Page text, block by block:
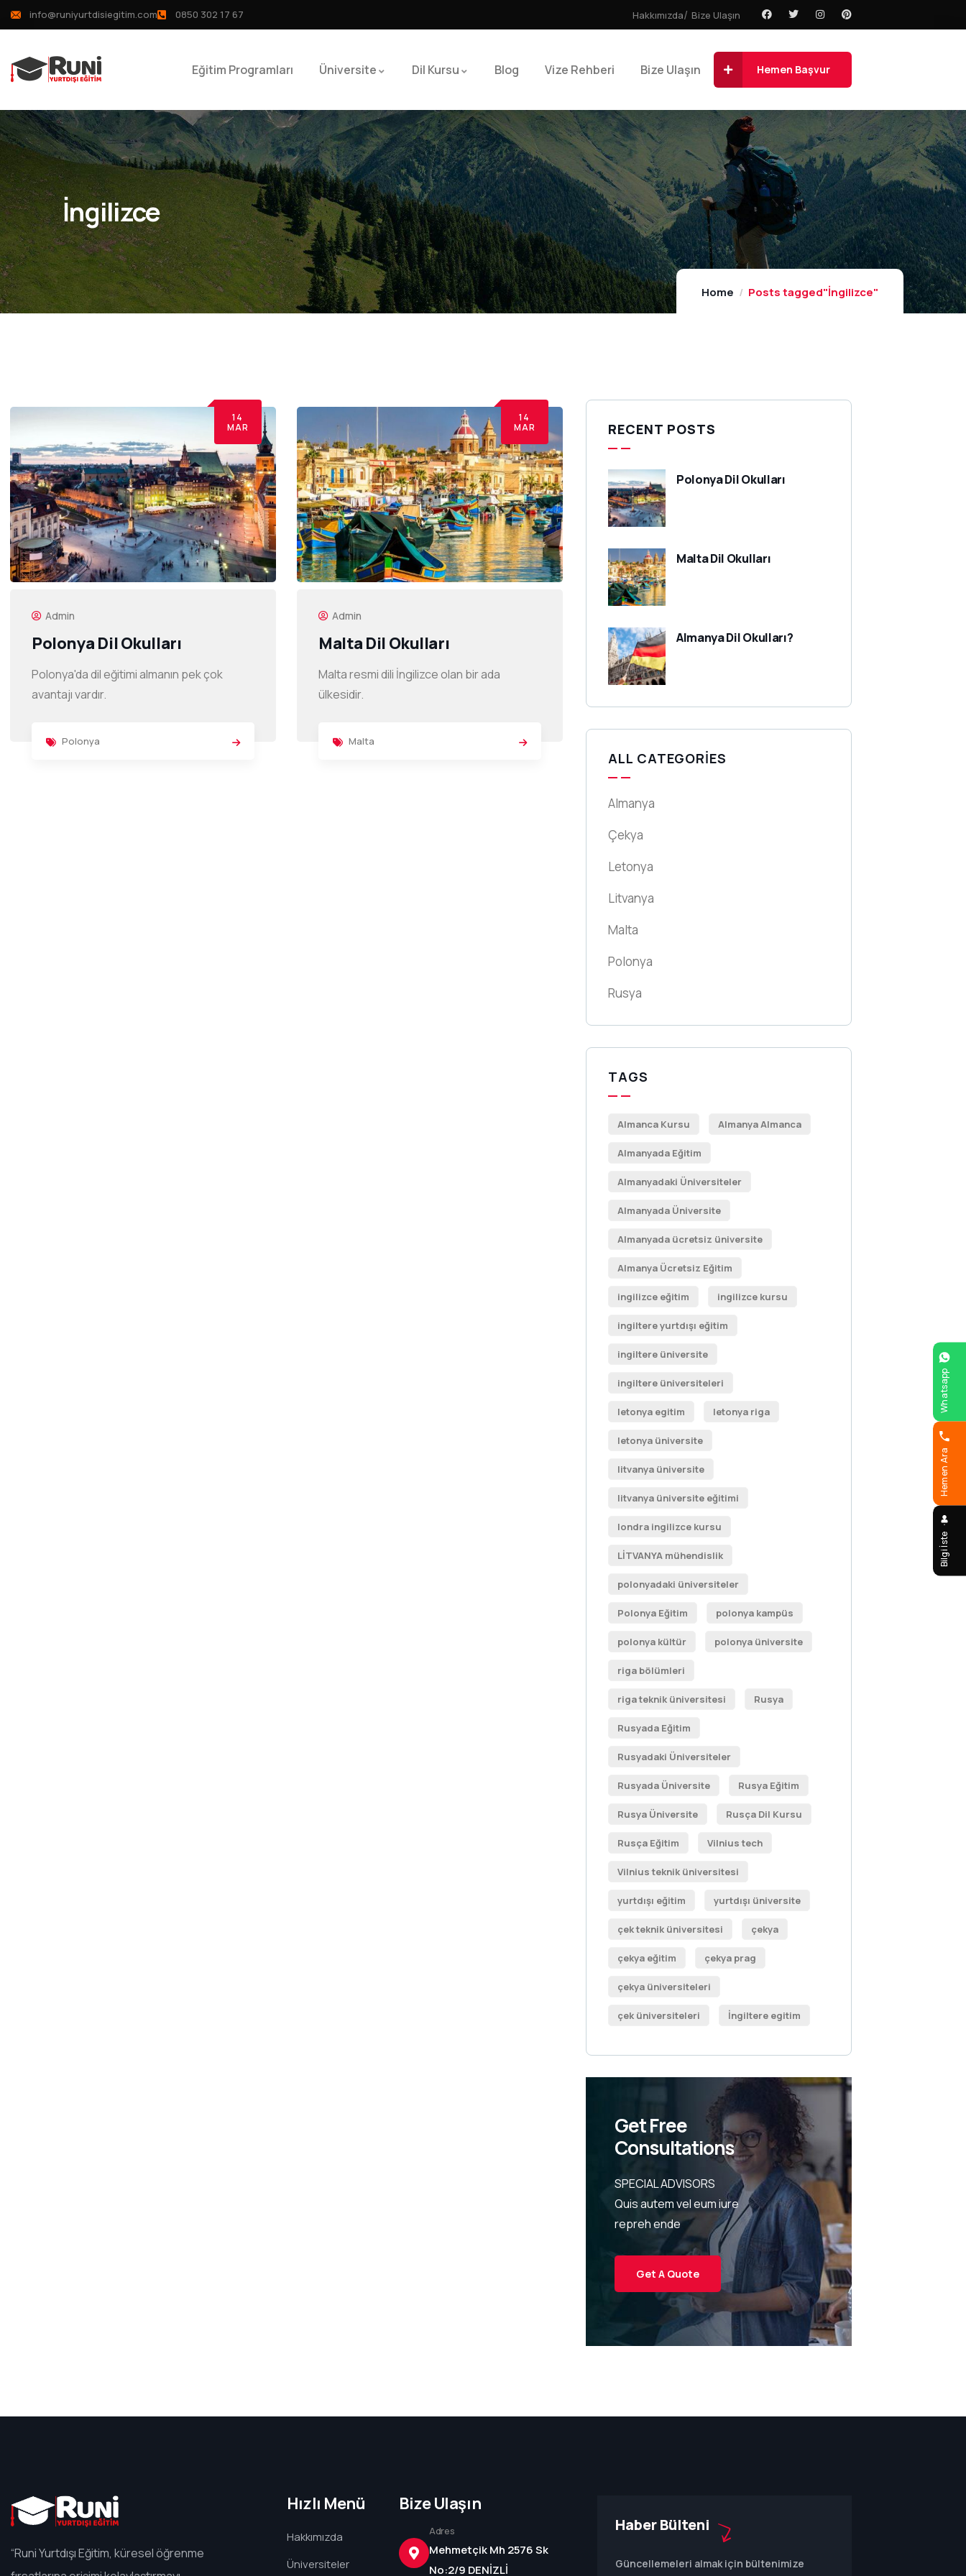
info@runiyurtdisiegitim.com 0850 302 17 67 Hakkımızda Bize Ulaşın
Eğitim Programları Üniversite Dil Kursu Blog Vize Rehberi Bize Ulaşın Hemen Başvur
İngilizce
Home Posts tagged"İngilizce"
14
MAR
Admin
Polonya Dil Okulları
Polonya'da dil eğitimi almanın pek çok
avantajı vardır.
Polonya
14
MAR
Admin
Malta Dil Okulları
Malta resmi dili İngilizce olan bir ada
ülkesidir.
Malta
RECENT POSTS
Polonya Dil Okulları
Malta Dil Okulları
Almanya Dil Okulları?
ALL CATEGORIES
Almanya
Çekya
Letonya
Litvanya
Malta
Polonya
Rusya
TAGS
Almanca Kursu Almanya Almanca
Almanyada Eğitim
Almanyadaki Üniversiteler
Almanyada Üniversite
Almanyada ücretsiz üniversite
Almanya Ücretsiz Eğitim
ingilizce eğitim ingilizce kursu
ingiltere yurtdışı eğitim
ingiltere üniversite
ingiltere üniversiteleri
letonya egitim letonya riga
letonya üniversite
litvanya üniversite
litvanya üniversite eğitimi
londra ingilizce kursu
LİTVANYA mühendislik
polonyadaki üniversiteler
Polonya Eğitim polonya kampüs
polonya kültür polonya üniversite
riga bölümleri
riga teknik üniversitesi Rusya
Rusyada Eğitim
Rusyadaki Üniversiteler
Rusyada Üniversite Rusya Eğitim
Rusya Üniversite Rusça Dil Kursu
Rusça Eğitim Vilnius tech
Vilnius teknik üniversitesi
yurtdışı eğitim yurtdışı üniversite
çek teknik üniversitesi çekya
çekya eğitim çekya prag
çekya üniversiteleri
çek üniversiteleri İngiltere egitim
Get Free
Consultations
SPECIAL ADVISORS
Quis autem vel eum iure
repreh ende
Get A Quote
“Runi Yurtdışı Eğitim, küresel öğrenme
Hızlı Menü
Hakkımızda
Üniversiteler
Bize Ulaşın
Adres
Mehmetçik Mh 2576 Sk
No:2/9 DENİZLİ
Haber Bülteni
Güncellemeleri almak için bültenimize
Whatsapp
Hemen Ara
Bilgi İste